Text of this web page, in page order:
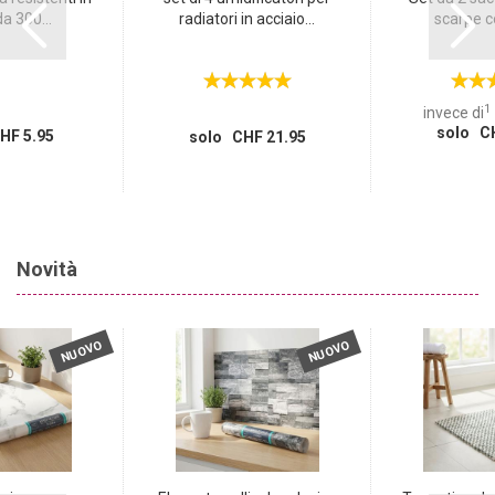
300...
5.95
radiatori in acciaio...
solo CHF 21.95
scarpe
invece di1
solo
Novità
NUOVO NUOVO